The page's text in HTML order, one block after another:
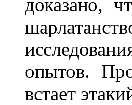
доказано,
опытов.
встает